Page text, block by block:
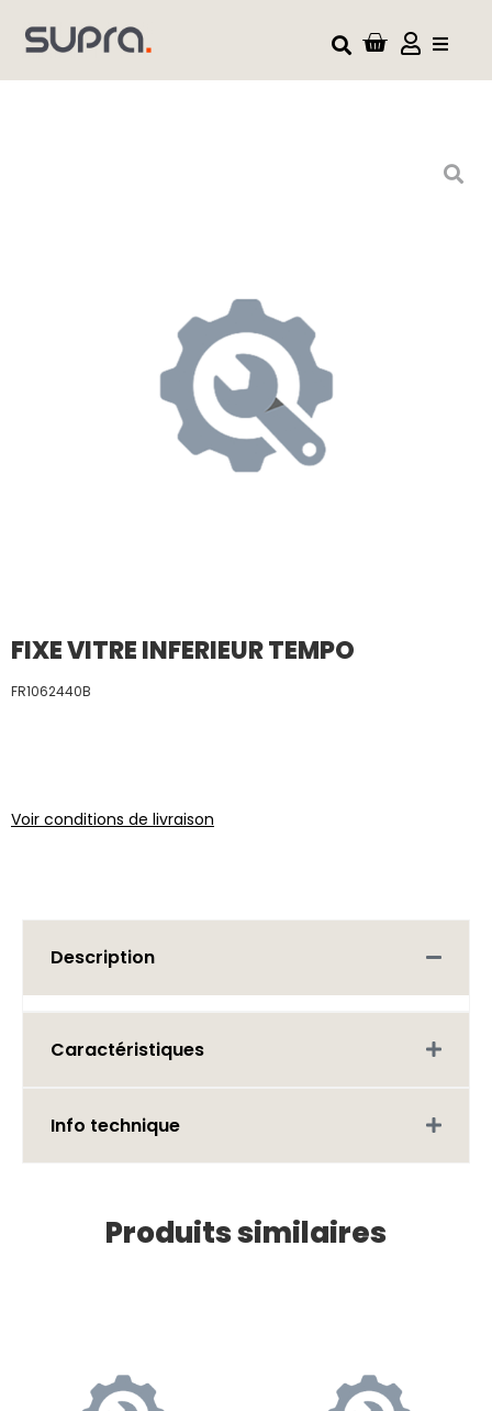
FIXE VITRE INFERIEUR TEMPO
FR1062440B
Voir conditions de livraison
Description
Caractéristiques
Info technique
Produits similaires